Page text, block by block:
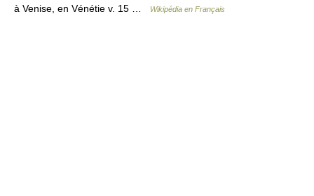
à Venise, en Vénétie v. 15 …
Wikipédia en Français